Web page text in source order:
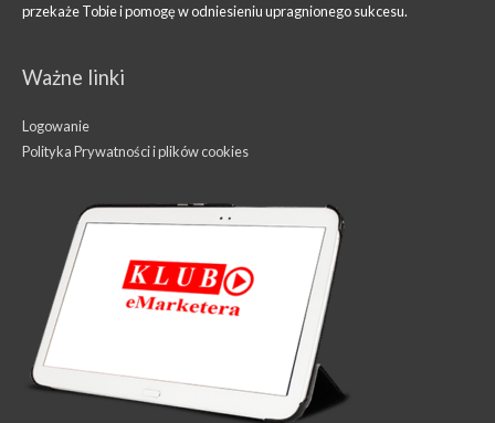
przekaże Tobie i pomogę w odniesieniu upragnionego sukcesu.
Ważne linki
Logowanie
Polityka Prywatności i plików cookies